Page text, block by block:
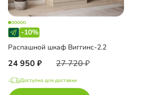
-10%
Распашной шкаф Виггинс-2.2
24 950 27 720
Доступно для доставки